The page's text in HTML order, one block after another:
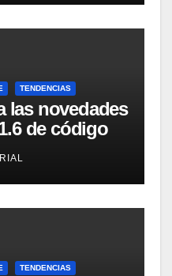
TENDENCIAS
las novedades
de código
TENDENCIAS